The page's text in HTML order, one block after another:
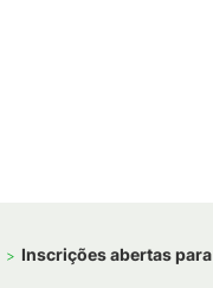
Inscrições abertas